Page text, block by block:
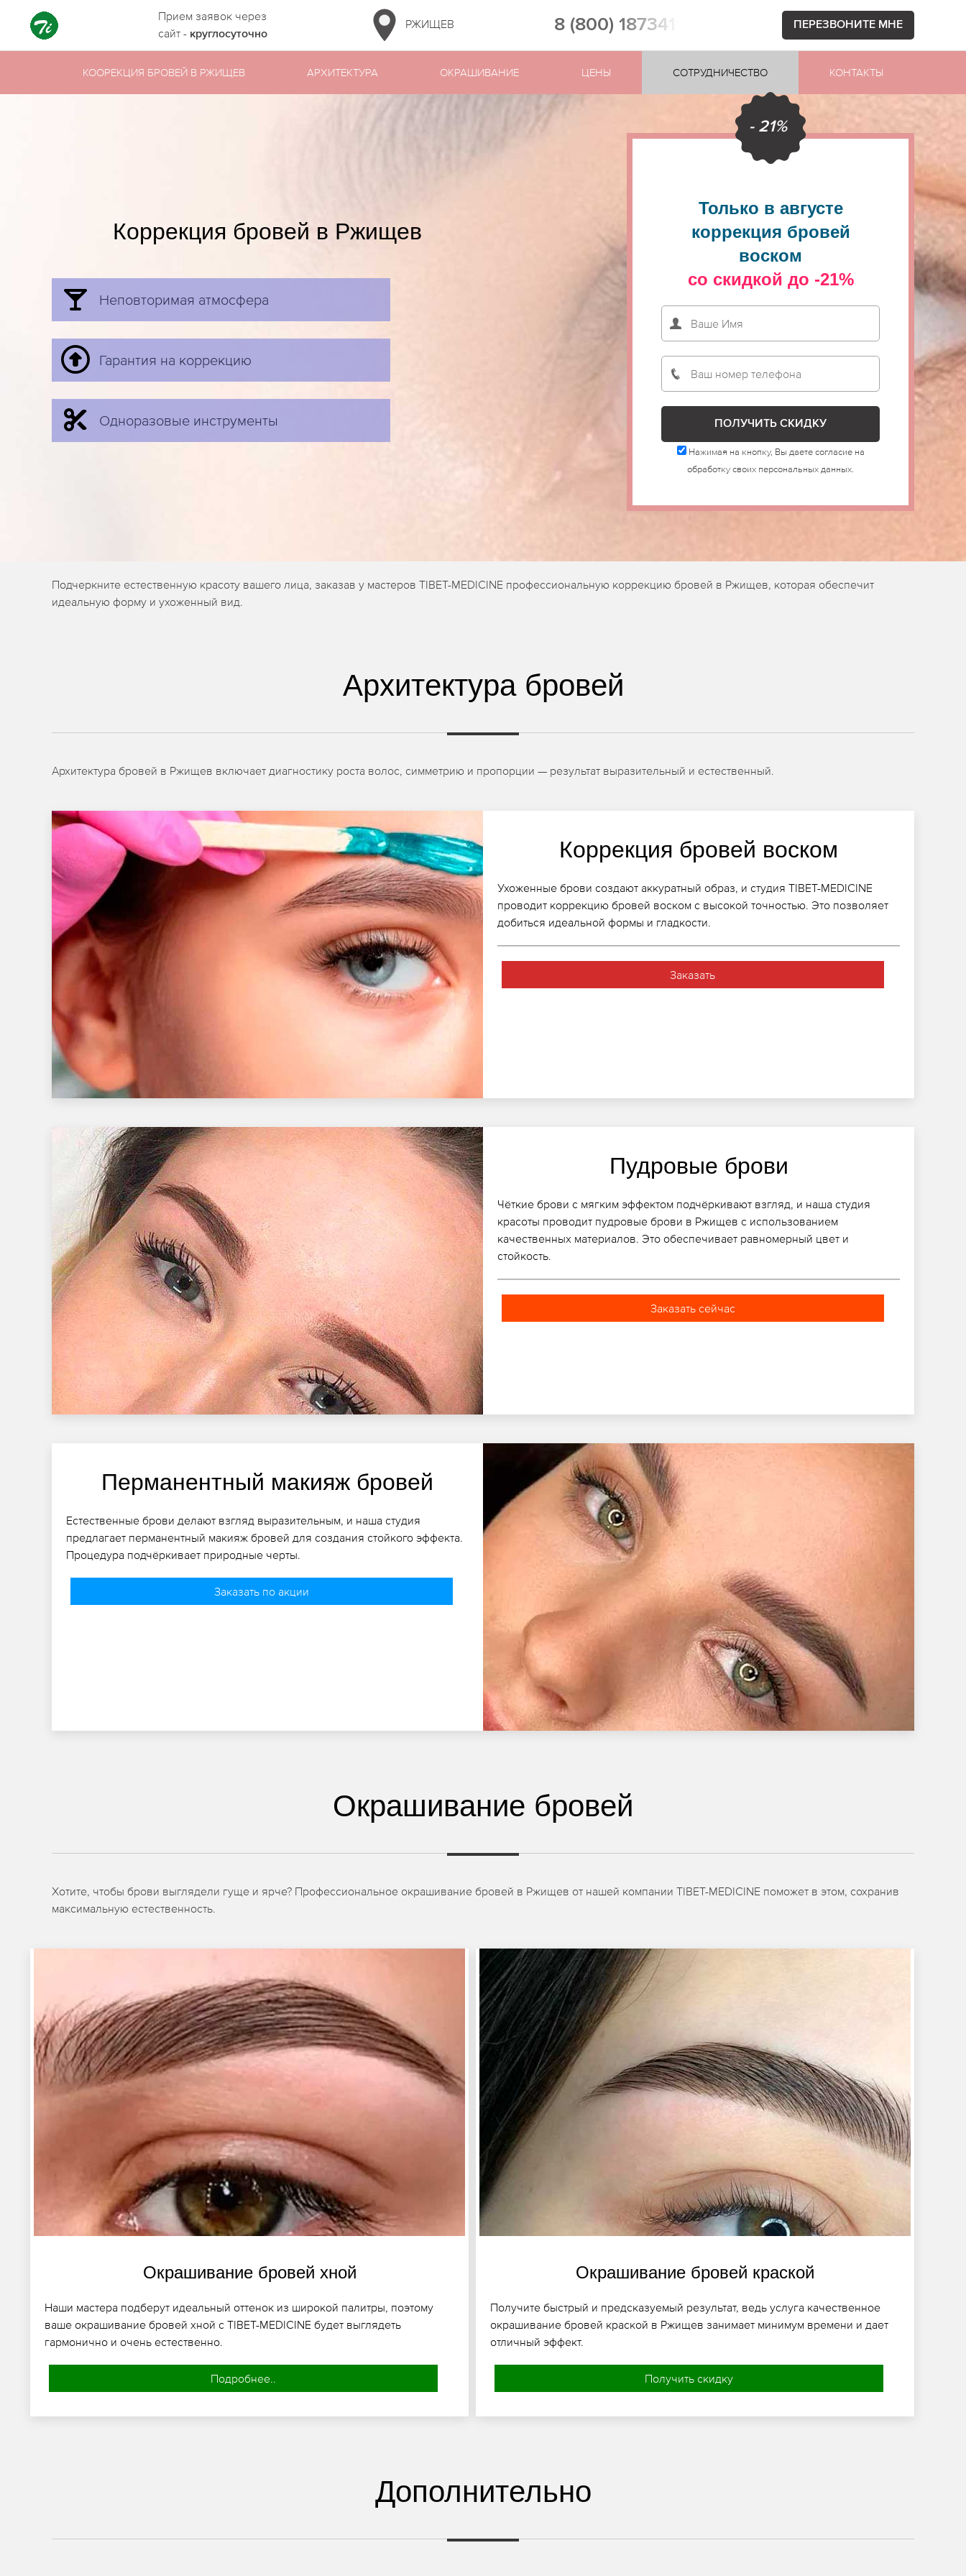
Прием заявок через
сайт - круглосуточно
РЖИЩЕВ 8 (800) 1873411 ПЕРЕЗВОНИТЕ МНЕ
КООРЕКЦИЯ БРОВЕЙ В РЖИЩЕВ АРХИТЕКТУРА ОКРАШИВАНИЕ ЦЕНЫ СОТРУДНИЧЕСТВО КОНТАКТЫ
Коррекция бровей в Ржищев
Неповторимая атмосфера
Гарантия на коррекцию
Одноразовые инструменты
- 21%
Только в августе
коррекция бровей
воском
со скидкой до -21%
Нажимая на кнопку, Вы даете согласие на
обработку своих персональных данных.
Подчеркните естественную красоту вашего лица, заказав у мастеров TIBET-MEDICINE профессиональную коррекцию бровей в Ржищев, которая обеспечит
идеальную форму и ухоженный вид.
Архитектура бровей
Архитектура бровей в Ржищев включает диагностику роста волос, симметрию и пропорции — результат выразительный и естественный.
Коррекция бровей воском
Ухоженные брови создают аккуратный образ, и студия TIBET-MEDICINE
проводит коррекцию бровей воском с высокой точностью. Это позволяет
добиться идеальной формы и гладкости.
Заказать
Пудровые брови
Чёткие брови с мягким эффектом подчёркивают взгляд, и наша студия
красоты проводит пудровые брови в Ржищев с использованием
качественных материалов. Это обеспечивает равномерный цвет и
стойкость.
Заказать сейчас
Перманентный макияж бровей
Естественные брови делают взгляд выразительным, и наша студия
предлагает перманентный макияж бровей для создания стойкого эффекта.
Процедура подчёркивает природные черты.
Заказать по акции
Окрашивание бровей
Хотите, чтобы брови выглядели гуще и ярче? Профессиональное окрашивание бровей в Ржищев от нашей компании TIBET-MEDICINE поможет в этом, сохранив
максимальную естественность.
Окрашивание бровей хной
Наши мастера подберут идеальный оттенок из широкой палитры, поэтому
ваше окрашивание бровей хной с TIBET-MEDICINE будет выглядеть
гармонично и очень естественно.
Подробнее..
Окрашивание бровей краской
Получите быстрый и предсказуемый результат, ведь услуга качественное
окрашивание бровей краской в Ржищев занимает минимум времени и дает
отличный эффект.
Получить скидку
Дополнительно